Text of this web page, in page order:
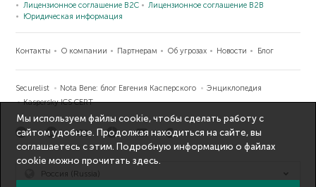
Лицензионное соглашение B2C
Лицензионное соглашение B2B
Юридическая информация
Контакты О компании Партнерам Об угрозах Новости Блог
Securelist Nota Bene: блог Евгения Касперского
Энциклопедия
Kaspersky ICS CERT
Россия (Russia)
Мы используем файлы cookie, чтобы сделать работу с
сайтом удобнее. Продолжая находиться на сайте, вы
соглашаетесь с этим. Подробную информацию о файлах
cookie можно прочитатьздесь.